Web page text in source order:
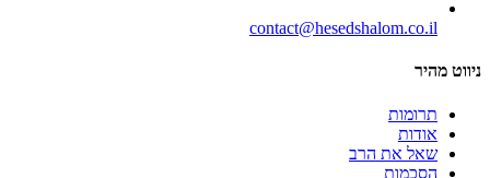
contact@hesedshalom.co.il
ניווט מהיר
תרומות
אודות
שאל את הרב
הסכמות